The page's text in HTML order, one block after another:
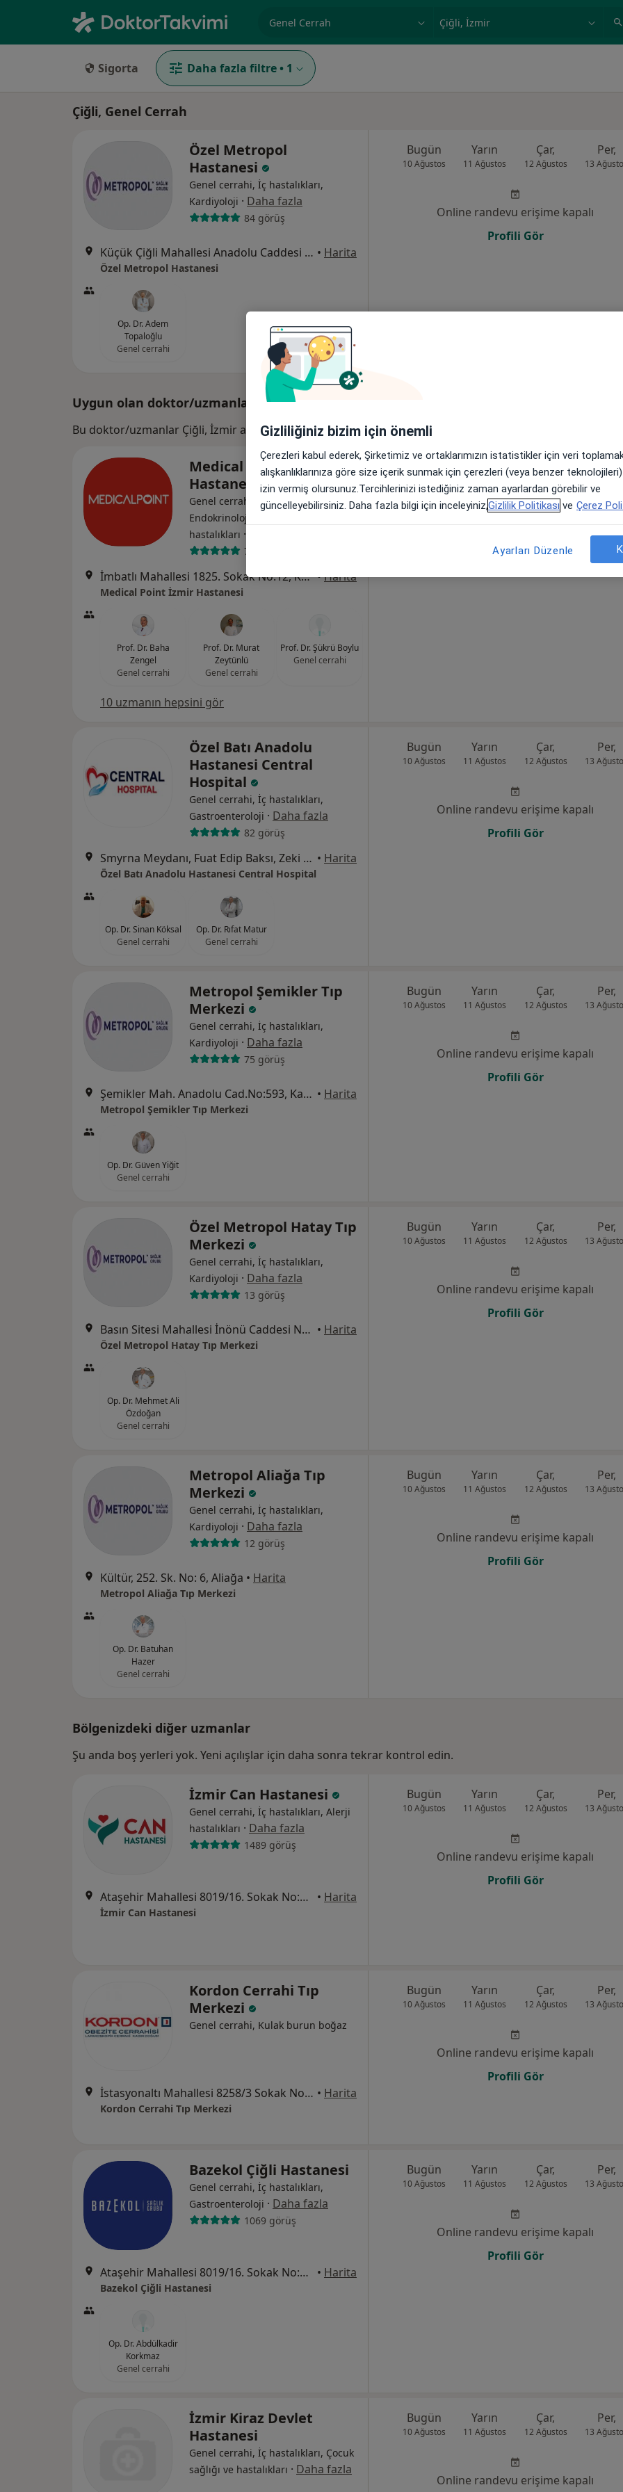
örnek: İstanbul
Sigorta Daha fazla filtre • 1
Çiğli, Genel Cerrah
Özel Metropol
Hastanesi
Genel cerrahi, İç hastalıkları,
Kardiyoloji · Daha fazla
84 görüş
Küçük Çiğli Mahallesi Anadolu Caddesi No:1169, Çiğli • Harita
Özel Metropol Hastanesi
Op. Dr. Adem
Topaloğlu
Genel cerrahi
Bugün
10 Ağustos
Yarın
11 Ağustos
Çar,
12 Ağustos
Per,
13
Online randevu erişime kapalı
Profili Gör
Uygun olan doktor/uzmanlar
Bu doktor/uzmanlar Çiğli, İzmir aramanıza yakın bölgelerde bulunuyor.
Medical Point İzmir
Hastanesi
Genel cerrahi, İç hastalıkları,
Endokrinoloji ve metabolizma
hastalıkları ·
780 görüş
İmbatlı Mahallesi 1825. Sokak No:12, Karşıyaka •Harita
Medical Point İzmir Hastanesi
Prof. Dr. Baha
Zengel
Genel cerrahi
Prof. Dr. Murat
Zeytünlü
Genel cerrahi
Prof. Dr. Şükrü Boylu
Genel cerrahi
10 uzmanın hepsini gör
Bugün Yarın
11 Ağustos
Çar, Per,
13 Ağustos
Profili Gör
Özel Batı Anadolu
Hastanesi Central
Hospital
Genel cerrahi, İç hastalıkları,
Gastroenteroloji · Daha fazla
82 görüş
Smyrna Meydanı, Fuat Edip Baksı, Zeki Yavaş Sk. No: 2 D:2,, Bayraklı • Harita
Özel Batı Anadolu Hastanesi Central Hospital
Op. Dr. Sinan Köksal
Genel cerrahi
Op. Dr. Rıfat Matur
Genel cerrahi
Bugün
10 Ağustos
Yarın
11 Ağustos
Çar,
12 Ağustos
Per,
13
Online randevu erişime kapalı
Profili Gör
Metropol Şemikler Tıp
Merkezi
Genel cerrahi, İç hastalıkları,
Kardiyoloji · Daha fazla
75 görüş
Şemikler Mah. Anadolu Cad.No:593, Karşıyaka • Harita
Metropol Şemikler Tıp Merkezi
Op. Dr. Güven Yiğit
Genel cerrahi
Bugün
10 Ağustos
Yarın
11 Ağustos
Çar,
12 Ağustos
Per,
13
Online randevu erişime kapalı
Profili Gör
Özel Metropol Hatay Tıp
Merkezi
Genel cerrahi, İç hastalıkları,
Kardiyoloji · Daha fazla
13 görüş
Basın Sitesi Mahallesi İnönü Caddesi No:471/A , İzmir, Karabağlar • Harita
Özel Metropol Hatay Tıp Merkezi
Op. Dr. Mehmet Ali
Özdoğan
Genel cerrahi
Bugün
10 Ağustos
Yarın
11 Ağustos
Çar,
12 Ağustos
Per,
13
Online randevu erişime kapalı
Profili Gör
Metropol Aliağa Tıp
Merkezi
Genel cerrahi, İç hastalıkları,
Kardiyoloji · Daha fazla
12 görüş
Kültür, 252. Sk. No: 6, Aliağa • Harita
Metropol Aliağa Tıp Merkezi
Op. Dr. Batuhan
Hazer
Genel cerrahi
Bugün
10 Ağustos
Yarın
11 Ağustos
Çar,
12 Ağustos
Per,
13
Online randevu erişime kapalı
Profili Gör
Bölgenizdeki diğer uzmanlar
Şu anda boş yerleri yok. Yeni açılışlar için daha sonra tekrar kontrol edin.
İzmir Can Hastanesi
Genel cerrahi, İç hastalıkları, Alerji
hastalıkları · Daha fazla
1489 görüş
Ataşehir Mahallesi 8019/16. Sokak No:18, Çiğli • Harita
İzmir Can Hastanesi
Bugün
10 Ağustos
Yarın
11 Ağustos
Çar,
12 Ağustos
Per,
13
Online randevu erişime kapalı
Profili Gör
Kordon Cerrahi Tıp
Merkezi
Genel cerrahi, Kulak burun boğaz
İstasyonaltı Mahallesi 8258/3 Sokak No:4 Mavişehir, Çiğli • Harita
Kordon Cerrahi Tıp Merkezi
Bugün
10 Ağustos
Yarın
11 Ağustos
Çar,
12 Ağustos
Per,
13
Online randevu erişime kapalı
Profili Gör
Bazekol Çiğli Hastanesi
Genel cerrahi, İç hastalıkları,
Gastroenteroloji · Daha fazla
1069 görüş
Ataşehir Mahallesi 8019/16. Sokak No:4, Çiğli • Harita
Bazekol Çiğli Hastanesi
Op. Dr. Abdülkadir
Korkmaz
Genel cerrahi
Bugün
10 Ağustos
Yarın
11 Ağustos
Çar,
12 Ağustos
Per,
13
Online randevu erişime kapalı
Profili Gör
İzmir Kiraz Devlet
Hastanesi
Genel cerrahi, İç hastalıkları, Çocuk
sağlığı ve hastalıkları · Daha fazla
Bugün
10 Ağustos
Yarın
11 Ağustos
Çar,
12 Ağustos
Per,
13
Online randevu erişime kapalı
Gizliliğiniz bizim için önemli
Çerezleri kabul ederek, Şirketimiz ve ortaklarımızın istatistikler için veri
alışkanlıklarınıza göre size içerik sunmak için çerezleri (veya benzer
izin vermiş olursunuz.Tercihlerinizi istediğiniz zaman ayarlardan görebilir ve
güncelleyebilirsiniz. Daha fazla bilgi için inceleyiniz,Gizlilik Politikası ve Çerez
Ayarları Düzenle